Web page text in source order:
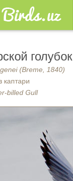
голубок
(Breme, 1840)
каптари
billed Gull